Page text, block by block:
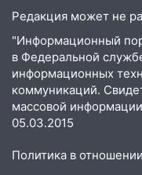
Редакция может не
"Информационный
в Федеральной
информационных
коммуникаций.
массовой
05.03.2015
Политика в